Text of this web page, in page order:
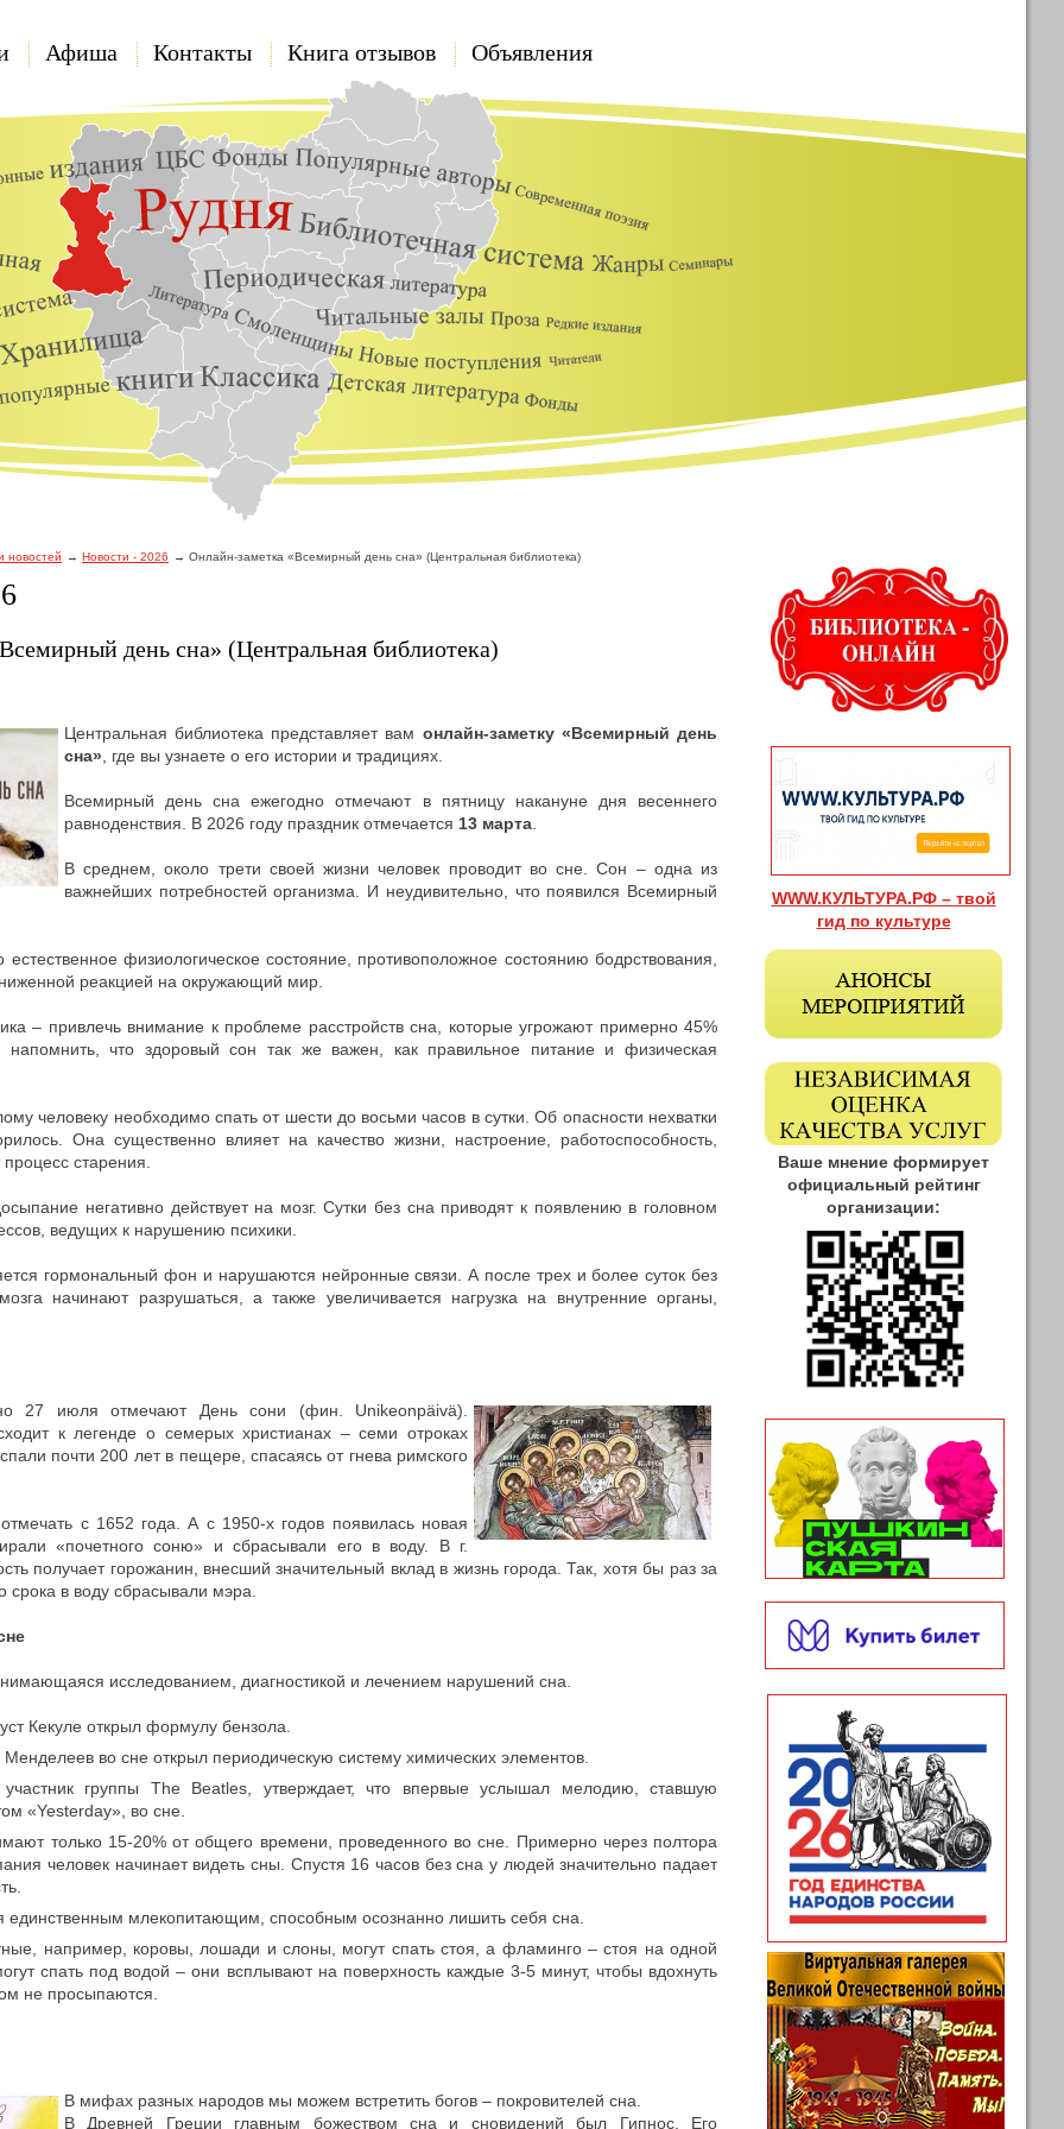
Афиша Контакты Книга отзывов Объявления
новостей Новости - 2026 Онлайн-заметка «Всемирный день сна» (Центральная библиотека)
день сна» (Центральная библиотека)
Центральная библиотека представляет вам онлайн-заметку «Всемирный день
сна» , где вы узнаете о его истории и традициях.
Всемирный день сна ежегодно отмечают в пятницу накануне дня весеннего
равноденствия. В 2026 году праздник отмечается 13 марта
В среднем, около трети своей жизни человек проводит во сне. Сон – одна из
важнейших потребностей организма. И неудивительно, что появился Всемирный
физиологическое состояние, противоположное состоянию бодрствования,
реакцией на окружающий мир.
– привлечь внимание к проблеме расстройств сна, которые угрожают примерно 45%
что здоровый сон так же важен, как правильное питание и физическая
человеку необходимо спать от шести до восьми часов в сутки. Об опасности нехватки
Она существенно влияет на качество жизни, настроение, работоспособность,
старения.
негативно действует на мозг. Сутки без сна приводят к появлению в головном
ведущих к нарушению психики.
гормональный фон и нарушаются нейронные связи. А после трех и более суток без
начинают разрушаться, а также увеличивается нагрузка на внутренние органы,
27 июля отмечают День сони (фин. Unikeonpäivä).
к легенде о семерых христианах – семи отроках
почти 200 лет в пещере, спасаясь от гнева римского
с 1652 года. А с 1950-х годов появилась новая
«почетного соню» и сбрасывали его в воду. В г.
получает горожанин, внесший значительный вклад в жизнь города. Так, хотя бы раз за
срока в воду сбрасывали мэра.
исследованием, диагностикой и лечением нарушений сна.
Кекуле открыл формулу бензола.
во сне открыл периодическую систему химических элементов.
группы The Beatles, утверждает, что впервые услышал мелодию, ставшую
«Yesterday», во сне.
только 15-20% от общего времени, проведенного во сне. Примерно через полтора
человек начинает видеть сны. Спустя 16 часов без сна у людей значительно падает
единственным млекопитающим, способным осознанно лишить себя сна.
например, коровы, лошади и слоны, могут спать стоя, а фламинго – стоя на одной
спать под водой – они всплывают на поверхность каждые 3-5 минут, чтобы вдохнуть
не просыпаются.
В мифах разных народов мы можем встретить богов – покровителей сна.
В Древней Греции главным божеством сна и сновидений был Гипнос. Его
WWW.КУЛЬТУРА.РФ – твой
гид по культуре
Ваше мнение формирует
официальный рейтинг
организации: